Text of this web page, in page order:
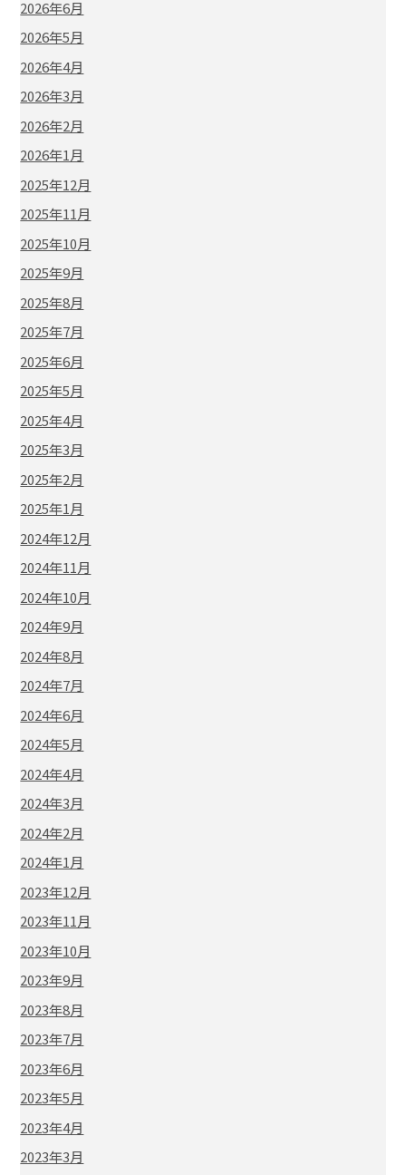
2026年6月
2026年5月
2026年4月
2026年3月
2026年2月
2026年1月
2025年12月
2025年11月
2025年10月
2025年9月
2025年8月
2025年7月
2025年6月
2025年5月
2025年4月
2025年3月
2025年2月
2025年1月
2024年12月
2024年11月
2024年10月
2024年9月
2024年8月
2024年7月
2024年6月
2024年5月
2024年4月
2024年3月
2024年2月
2024年1月
2023年12月
2023年11月
2023年10月
2023年9月
2023年8月
2023年7月
2023年6月
2023年5月
2023年4月
2023年3月